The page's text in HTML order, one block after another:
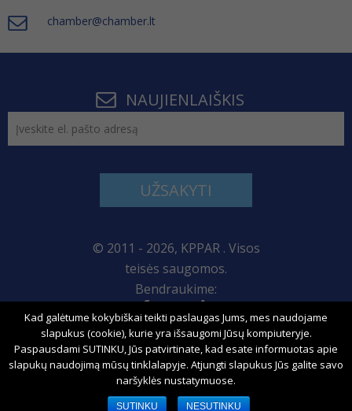
chamber@chamber.lt
NAUJIENLAIŠKIS
UŽSAKYTI
© 2011 - 2026, KPPAR . Visos
teisės saugomos.
Bendraukime:
Svetainės žemėlapis
Kad galėtume kokybiškai teikti paslaugas Jums, mes naudojame
slapukus (cookie), kurie yra išsaugomi Jūsų kompiuteryje.
Paspausdami SUTINKU, Jūs patvirtinate, kad esate informuotas apie
slapukų naudojimą mūsų tinklalapyje. Atjungti slapukus Jūs galite savo
naršyklės nustatymuose.
SUTINKU NESUTINKU